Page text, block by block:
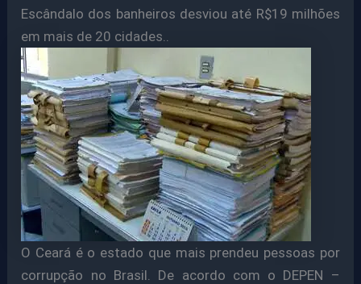
Escândalo dos banheiros desviou até R$19 milhões
em mais de 20 cidades..
O Ceará é o estado que mais prendeu pessoas por
corrupção no Brasil. De acordo com o DEPEN –